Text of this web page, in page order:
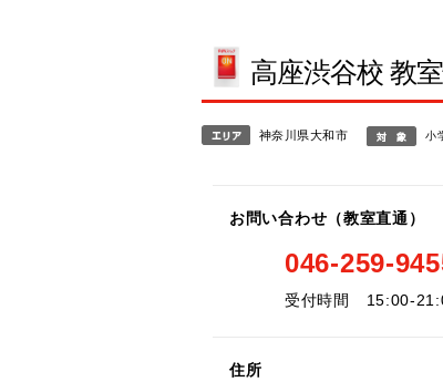
高座渋谷校 教
神奈川県大和市 小
お問い合わせ（教室直通）
046-259-
受付時間 15:00-
住所